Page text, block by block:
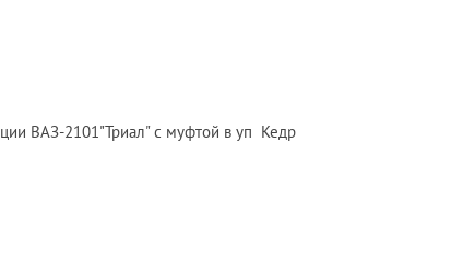
ВАЗ-2101"Триал" с муфтой в уп Кедр